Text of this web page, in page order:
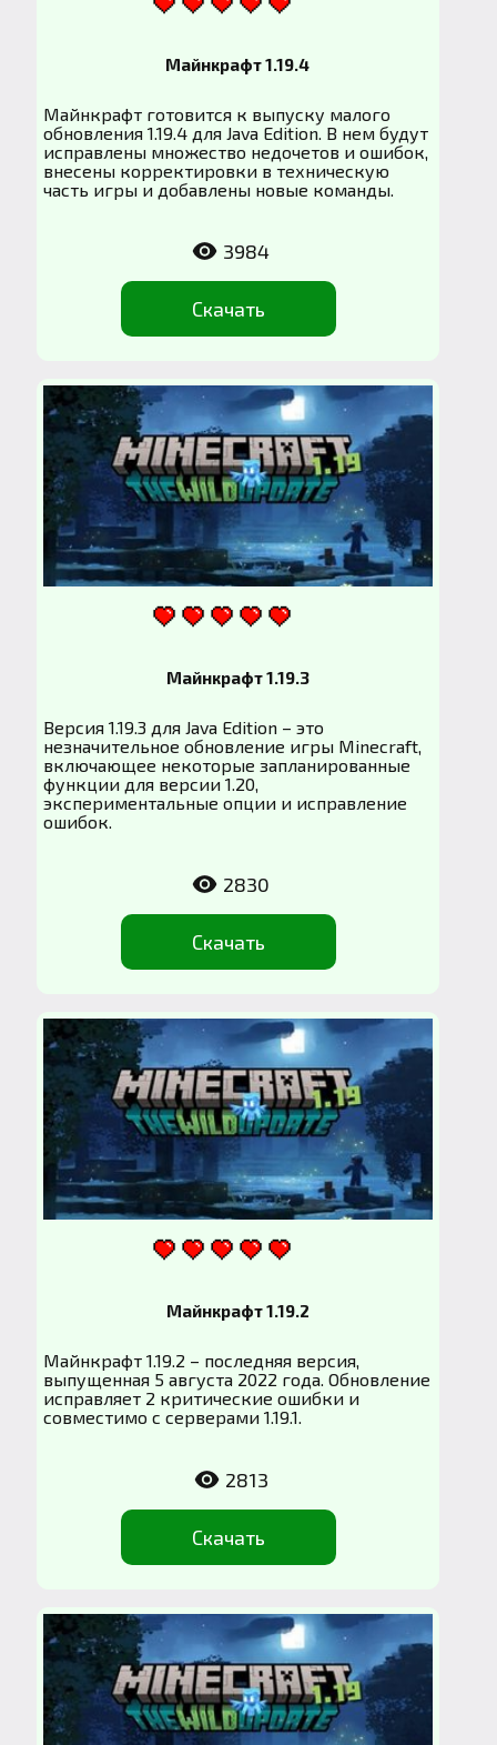
Майнкрафт 1.19.4
Майнкрафт готовится к выпуску малого
обновления 1.19.4 для Java Edition. В нем будут
исправлены множество недочетов и ошибок,
внесены корректировки в техническую
часть игры и добавлены новые команды.
Скачать
3984
Майнкрафт 1.19.3
Версия 1.19.3 для Java Edition – это
незначительное обновление игры Minecraft,
включающее некоторые запланированные
функции для версии 1.20,
экспериментальные опции и исправление
ошибок.
Скачать
2830
Майнкрафт 1.19.2
Майнкрафт 1.19.2 – последняя версия,
выпущенная 5 августа 2022 года. Обновление
исправляет 2 критические ошибки и
совместимо с серверами 1.19.1.
Скачать
2813